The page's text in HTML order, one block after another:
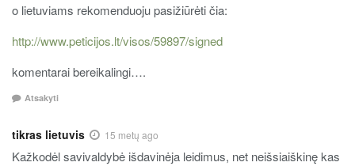
o lietuviams rekomenduoju pasižiūrėti čia:
http://www.peticijos.lt/visos/59897/signed
komentarai bereikalingi….
Atsakyti
tikras lietuvis 15 metų ago
Kažkodėl savivaldybė išdavinėja leidimus, net neišsiaiškinę kas